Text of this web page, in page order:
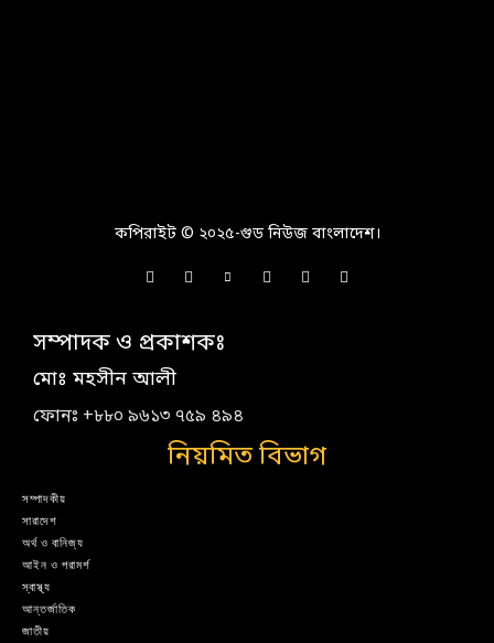
কপিরাইট © ২০২৫-গুড নিউজ বাংলাদেশ।
সম্পাদক ও প্রকাশকঃ
মোঃ মহসীন আলী
ফোনঃ +৮৮০ ৯৬১৩ ৭৫৯ ৪৯৪
নিয়মিত বিভাগ
সম্পাদকীয়
সারাদেশ
অর্থ ও বানিজ্য
আইন ও পরামর্শ
স্বাস্থ্য
আন্তর্জাতিক
জাতীয়